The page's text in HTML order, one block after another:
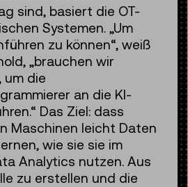
sind, basiert die OT-
Systemen. „Um
zu können“, weiß
„brauchen wir
um die
an die KI-
Das Ziel: dass
Maschinen leicht Daten
wie sie sie im
Analytics nutzen. Aus
zu erstellen und die